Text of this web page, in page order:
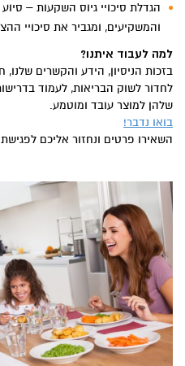
הגדלת סיכויי גיוס השקעות –
והמשקיעים, ומגביר את סיכויי
למה לעבוד איתנו?
בזכות הניסיון, הידע והקשרים
לחדור לשוק הבריאות, לעמוד
שלהן למוצר עובד ומוטמע.
בואו נדבר!
השאירו פרטים ונחזור אליכם לפגישת